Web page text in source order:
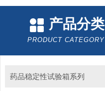
产品分类
PRODUCT CATEGORY
药品稳定性试验箱系列